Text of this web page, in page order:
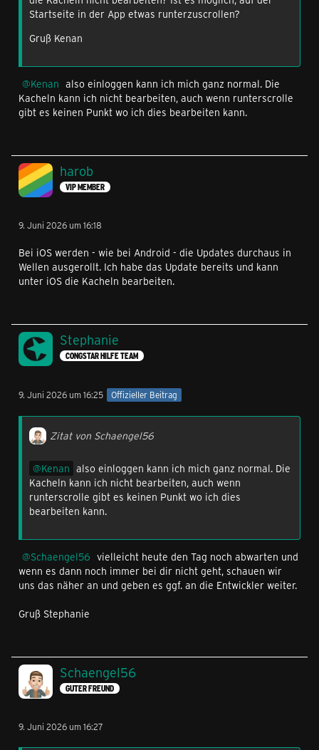
Startseite in der App etwas runterzuscrollen?
Gruß Kenan
Kenan also einloggen kann ich mich ganz normal. Die
Kacheln kann ich nicht bearbeiten, auch wenn runterscrolle
gibt es keinen Punkt wo ich dies bearbeiten kann.
harob
VIP MEMBER
9. Juni 2026 um 16:18
Bei iOS werden - wie bei Android - die Updates durchaus in
Wellen ausgerollt. Ich habe das Update bereits und kann
unter iOS die Kacheln bearbeiten.
Stephanie
CONGSTAR HILFE TEAM
9. Juni 2026 um 16:25 Offizieller Beitrag
Zitat von Schaengel56
Kenan also einloggen kann ich mich ganz normal. Die
Kacheln kann ich nicht bearbeiten, auch wenn
runterscrolle gibt es keinen Punkt wo ich dies
bearbeiten kann.
Schaengel56 vielleicht heute den Tag noch abwarten und
wenn es dann noch immer bei dir nicht geht, schauen wir
uns das näher an und geben es ggf. an die Entwickler weiter.
Gruß Stephanie
Schaengel56
GUTER FREUND
9. Juni 2026 um 16:27